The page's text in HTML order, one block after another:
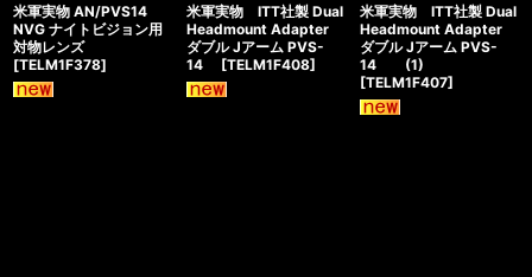
米軍実物 AN/PVS14
NVG ナイトビジョン用
対物レンズ
[TELM1F378]
米軍実物 ITT社製 Dual
Headmount Adapter
ダブル Jアーム PVS-
14
[TELM1F408]
米軍実物 ITT社製 Dual
Headmount Adapter
ダブル Jアーム PVS-
14 (1)
[TELM1F407]